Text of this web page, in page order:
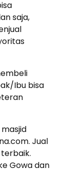
saja,
Ibu bisa
Jual
Gowa dan